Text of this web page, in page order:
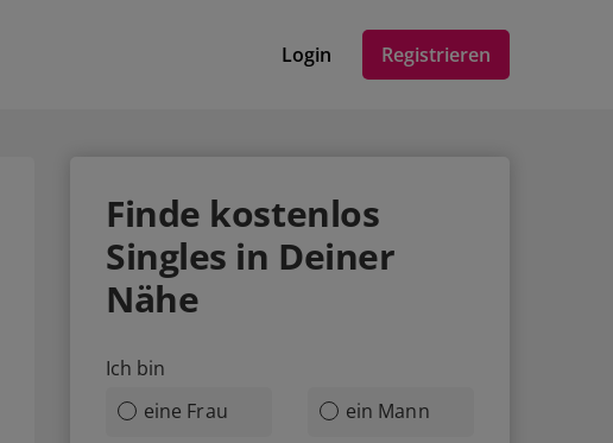
Login Registrieren
Finde kostenlos
Singles in Deiner
Nähe
Ich bin
eine Frau
ein Mann